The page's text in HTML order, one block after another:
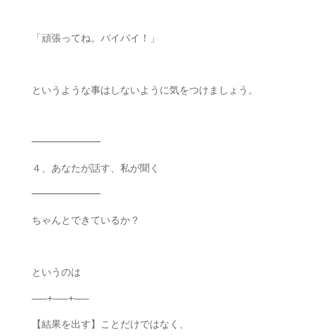
「頑張ってね。バイバイ！」
というような事はしないように気をつけましょう。
━━━━━━━
４、あなたが話す、私が聞く
━━━━━━━
ちゃんとできているか？
というのは
—–+—–+—–
【結果を出す】ことだけではなく、